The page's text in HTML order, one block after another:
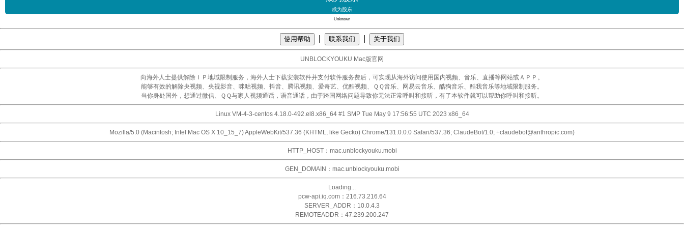
成为股东
Unknown
使用帮助 联系我们 关于我们
UNBLOCKYOUKU Mac版官网
向海外人士提供解除ＩＰ地域限制服务，海外人士下载安装软件并支付软件服务费后，可实现从海外访问使用国内视频、音乐、直播等网站或ＡＰＰ。
能够有效的解除央视频、央视影音、咪咕视频、抖音、腾讯视频、爱奇艺、优酷视频、ＱＱ音乐、网易云音乐、酷狗音乐、酷我音乐等地域限制服务。
当你身处国外，想通过微信、ＱＱ与家人视频通话，语音通话，由于跨国网络问题导致你无法正常呼叫和接听，有了本软件就可以帮助你呼叫和接听。
Linux VM-4-3-centos 4.18.0-492.el8.x86_64 #1 SMP Tue May 9 17:56:55 UTC 2023 x86_64
Mozilla/5.0 (Macintosh; Intel Mac OS X 10_15_7) AppleWebKit/537.36 (KHTML, like Gecko) Chrome/131.0.0.0 Safari/537.36; ClaudeBot/1.0; +claudebot@anthropic.com)
HTTP_HOST：mac.unblockyouku.mobi
GEN_DOMAIN：mac.unblockyouku.mobi
Loading...
pcw-api.iq.com：216.73.216.64
SERVER_ADDR：10.0.4.3
REMOTEADDR：47.239.200.247